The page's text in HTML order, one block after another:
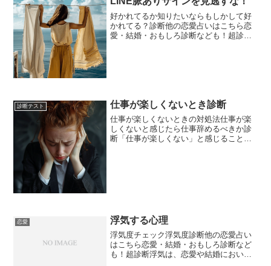
好かれてるか知りたいならもしかして好
かれてる？診断他の恋愛占いはこちら恋
愛・結婚・おもしろ診断なども！超診断
診断テスト 仕事が楽しくないとき診断
仕事が楽しくないときの対処法仕事が楽
しくないと感じたら仕事辞めるべきか診
断「仕事が楽しくない」と感じることは
恋愛 浮気する心理
浮気度チェック浮気度診断他の恋愛占い
はこちら恋愛・結婚・おもしろ診断など
も！超診断浮気は、恋愛や結婚において